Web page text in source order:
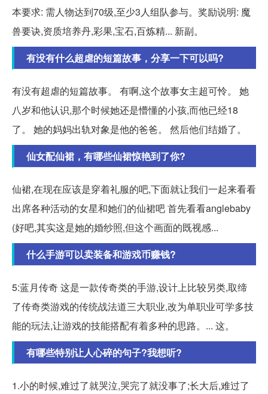
本要求: 需人物达到70级,至少3人组队参与。奖励说明: 魔
兽要诀,资质培养丹,彩果,宝石,百炼精... 新副。
有没有什么超虐的短篇故事，分享一下可以吗?
有没有超虐的短篇故事。 有啊,这个故事女主超可怜。 她
八岁和他认识,那个时候她还是懵懂的小孩,而他已经18
了。 她的妈妈出轨对象是他的爸爸。 然后他们结婚了。
仙女配仙裙，有哪些仙裙惊艳到了你?
仙裙,在现在应该是穿着礼服的吧,下面就让我们一起来看看
出席各种活动的女星和她们的仙裙吧 首先看看anglebaby
(好吧,其实这是她的婚纱照,但这个画面的既视感...
什么手游可以卖装备和游戏币赚钱?
5:蓝月传奇 这是一款传奇类的手游,设计上比较另类,取缔
了传奇类游戏的传统战法道三大职业,改为单职业可学多技
能的玩法,让游戏的技能搭配有着多种的思路。... 这。
有哪些特别让人心碎的句子?我想听?
1.小的时候,难过了就哭泣,哭完了就没事了;长大后,难过了